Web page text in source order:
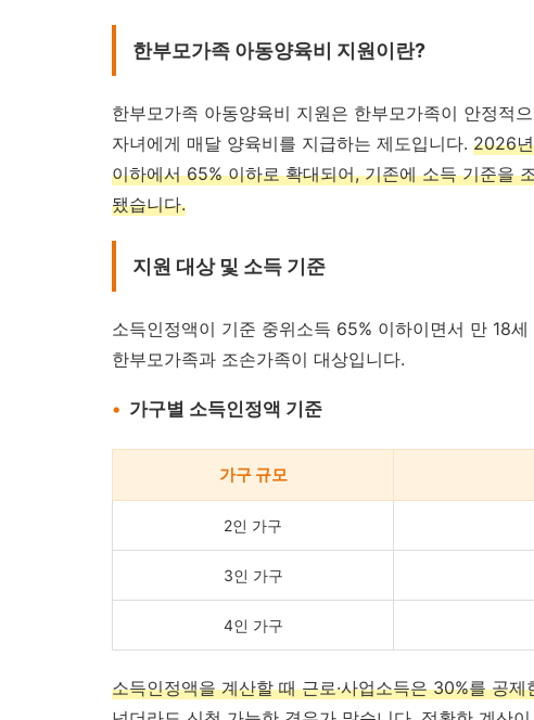
한부모가족 아동양육비 지원이란?
한부모가족 아동양육비 지원은 한부모가족이 안정적
자녀에게 매달 양육비를 지급하는 제도입니다. 2026
이하에서 65% 이하로 확대되어, 기존에 소득 기준을
됐습니다.
지원 대상 및 소득 기준
소득인정액이 기준 중위소득 65% 이하이면서 만 18
한부모가족과 조손가족이 대상입니다.
가구별 소득인정액 기준
가구 규모
2인 가구
3인 가구
4인 가구
소득인정액을 계산할 때 근로·사업소득은 30%를 공